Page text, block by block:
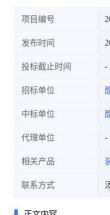
项目编号
发布时间
投标截止时间
招标单位
中标单位
代理单位
相关产品
联系方式